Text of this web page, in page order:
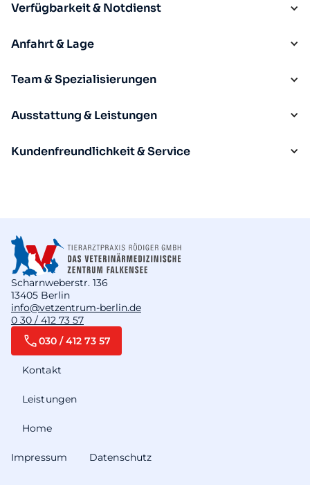
Verfügbarkeit & Notdienst
Anfahrt & Lage
Team & Spezialisierungen
Ausstattung & Leistungen
Kundenfreundlichkeit & Service
Scharnweberstr. 136
13405 Berlin
info@vetzentrum-berlin.de
0 30 / 412 73 57
Home
Leistungen
Kontakt
030 / 412 73 57
Impressum Datenschutz